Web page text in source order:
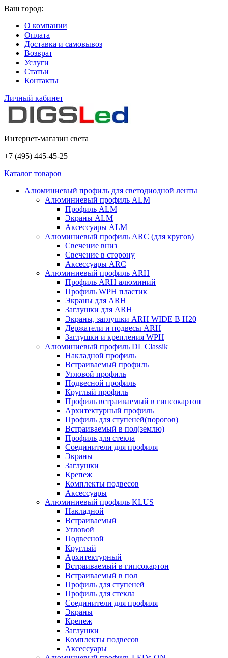
Ваш город:
О компании
Оплата
Доставка и самовывоз
Возврат
Услуги
Статьи
Контакты
Личный кабинет
Интернет-магазин света
+7 (495) 445-45-25
Каталог товаров
Алюминиевый профиль для светодиодной ленты
Алюминиевый профиль ALM
Профиль ALM
Экраны ALM
Аксессуары ALM
Алюминиевый профиль ARC (для кругов)
Свечение вниз
Свечение в сторону
Аксессуары ARC
Алюминиевый профиль ARH
Профиль ARH алюминий
Профиль WPH пластик
Экраны для ARH
Заглушки для ARH
Экраны, заглушки ARH WIDE B H20
Держатели и подвесы ARH
Заглушки и крепления WPH
Алюминиевый профиль DL Classik
Накладной профиль
Встраиваемый профиль
Угловой профиль
Подвесной профиль
Круглый профиль
Профиль встраиваемый в гипсокартон
Архитектурный профиль
Профиль для ступеней(порогов)
Встраиваемый в пол(землю)
Профиль для стекла
Соединители для профиля
Экраны
Заглушки
Крепеж
Комплекты подвесов
Аксессуары
Алюминиевый профиль KLUS
Накладной
Встраиваемый
Угловой
Подвесной
Круглый
Архитектурный
Встраиваемый в гипсокартон
Встраиваемый в пол
Профиль для ступеней
Профиль для стекла
Соединители для профиля
Экраны
Крепеж
Заглушки
Комплекты подвесов
Аксессуары